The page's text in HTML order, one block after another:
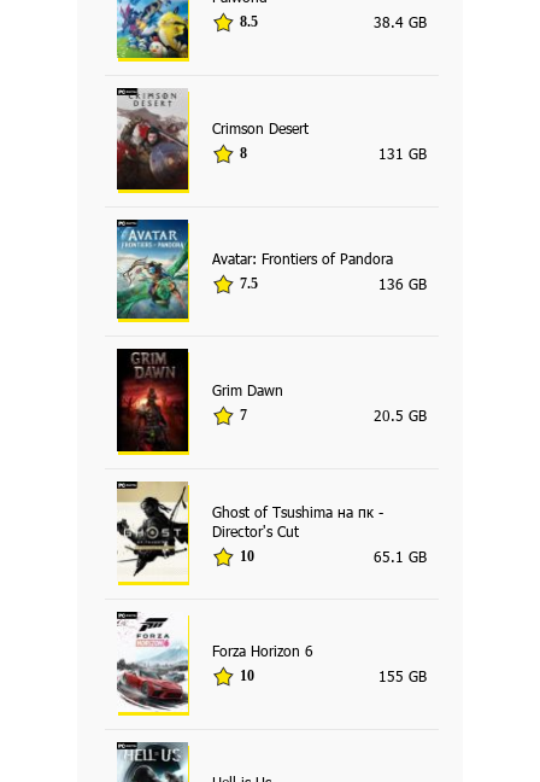
8.5 38.4 GB
Crimson Desert
8 131 GB
Avatar: Frontiers of Pandora
7.5 136 GB
Grim Dawn
7 20.5 GB
Ghost of Tsushima на пк -
Director's Cut
10 65.1 GB
Forza Horizon 6
10 155 GB